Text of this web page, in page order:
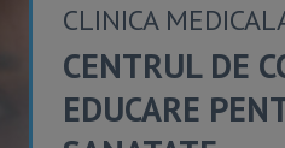
CLINICA
CENTRUL DE
EDUCARE